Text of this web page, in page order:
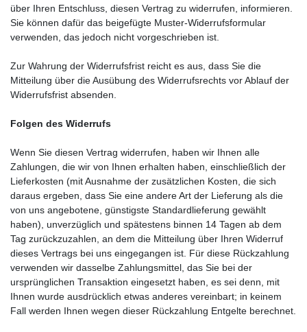
über Ihren Entschluss, diesen Vertrag zu widerrufen, informieren.
Sie können dafür das beigefügte Muster-Widerrufsformular
verwenden, das jedoch nicht vorgeschrieben ist.
Zur Wahrung der Widerrufsfrist reicht es aus, dass Sie die
Mitteilung über die Ausübung des Widerrufsrechts vor Ablauf der
Widerrufsfrist absenden.
Folgen des Widerrufs
Wenn Sie diesen Vertrag widerrufen, haben wir Ihnen alle
Zahlungen, die wir von Ihnen erhalten haben, einschließlich der
Lieferkosten (mit Ausnahme der zusätzlichen Kosten, die sich
daraus ergeben, dass Sie eine andere Art der Lieferung als die
von uns angebotene, günstigste Standardlieferung gewählt
haben), unverzüglich und spätestens binnen 14 Tagen ab dem
Tag zurückzuzahlen, an dem die Mitteilung über Ihren Widerruf
dieses Vertrags bei uns eingegangen ist. Für diese Rückzahlung
verwenden wir dasselbe Zahlungsmittel, das Sie bei der
ursprünglichen Transaktion eingesetzt haben, es sei denn, mit
Ihnen wurde ausdrücklich etwas anderes vereinbart; in keinem
Fall werden Ihnen wegen dieser Rückzahlung Entgelte berechnet.